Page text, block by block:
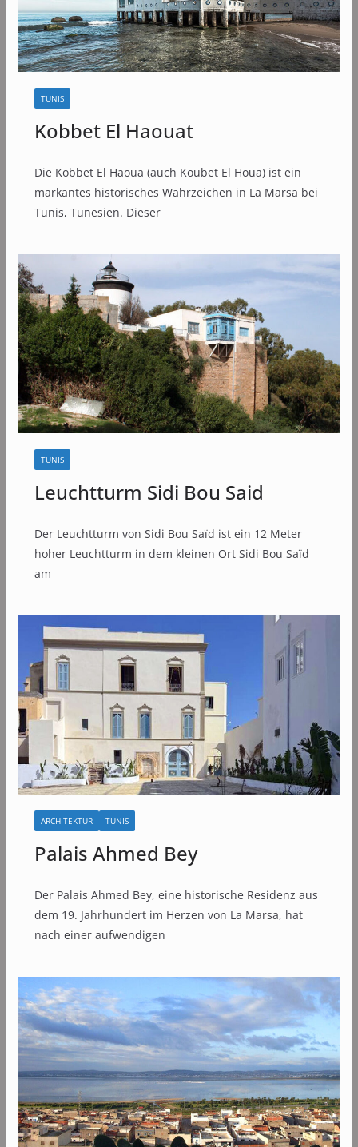
TUNIS
Kobbet El Haouat
Die Kobbet El Haoua (auch Koubet El Houa) ist ein
markantes historisches Wahrzeichen in La Marsa bei
Tunis, Tunesien. Dieser
TUNIS
Leuchtturm Sidi Bou Said
Der Leuchtturm von Sidi Bou Saïd ist ein 12 Meter
hoher Leuchtturm in dem kleinen Ort Sidi Bou Saïd
am
ARCHITEKTUR TUNIS
Palais Ahmed Bey
Der Palais Ahmed Bey, eine historische Residenz aus
dem 19. Jahrhundert im Herzen von La Marsa, hat
nach einer aufwendigen